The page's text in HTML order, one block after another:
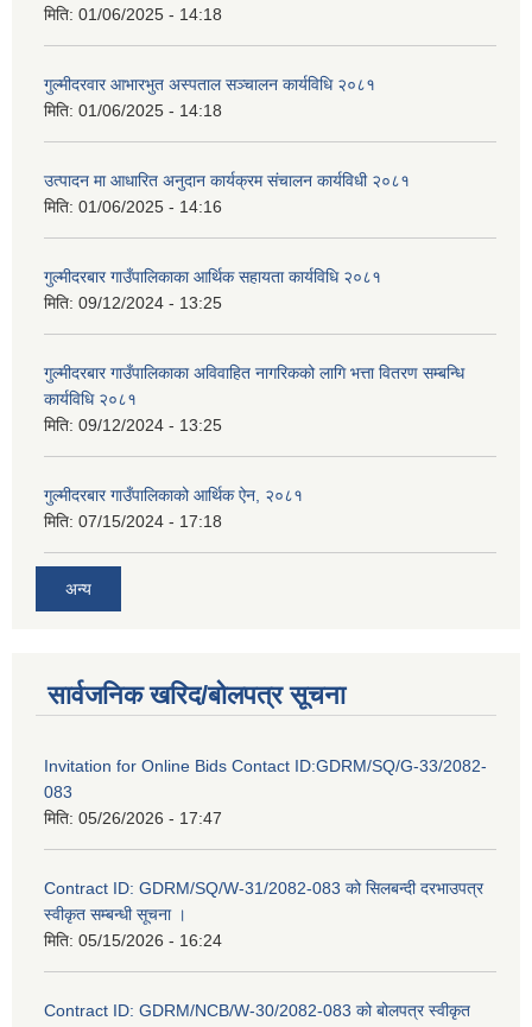
मिति: 01/06/2025 - 14:18
गुल्मीदरवार आभारभुत अस्पताल सञ्चालन कार्यविधि २०८१
मिति: 01/06/2025 - 14:18
उत्पादन मा आधारित अनुदान कार्यक्रम संचालन कार्यविधी २०८१
मिति: 01/06/2025 - 14:16
गुल्मीदरबार गाउँपालिकाका आर्थिक सहायता कार्यविधि २०८१
मिति: 09/12/2024 - 13:25
गुल्मीदरबार गाउँपालिकाका अविवाहित नागरिकको लागि भत्ता वितरण सम्बन्धि
कार्यविधि २०८१
मिति: 09/12/2024 - 13:25
गुल्मीदरबार गाउँपालिकाको आर्थिक ऐन, २०८१
मिति: 07/15/2024 - 17:18
अन्य
सार्वजनिक खरिद/बोलपत्र सूचना
Invitation for Online Bids Contact ID:GDRM/SQ/G-33/2082-
083
मिति: 05/26/2026 - 17:47
Contract ID: GDRM/SQ/W-31/2082-083 को सिलबन्दी दरभाउपत्र
स्वीकृत सम्बन्धी सूचना ।
मिति: 05/15/2026 - 16:24
Contract ID: GDRM/NCB/W-30/2082-083 को बोलपत्र स्वीकृत